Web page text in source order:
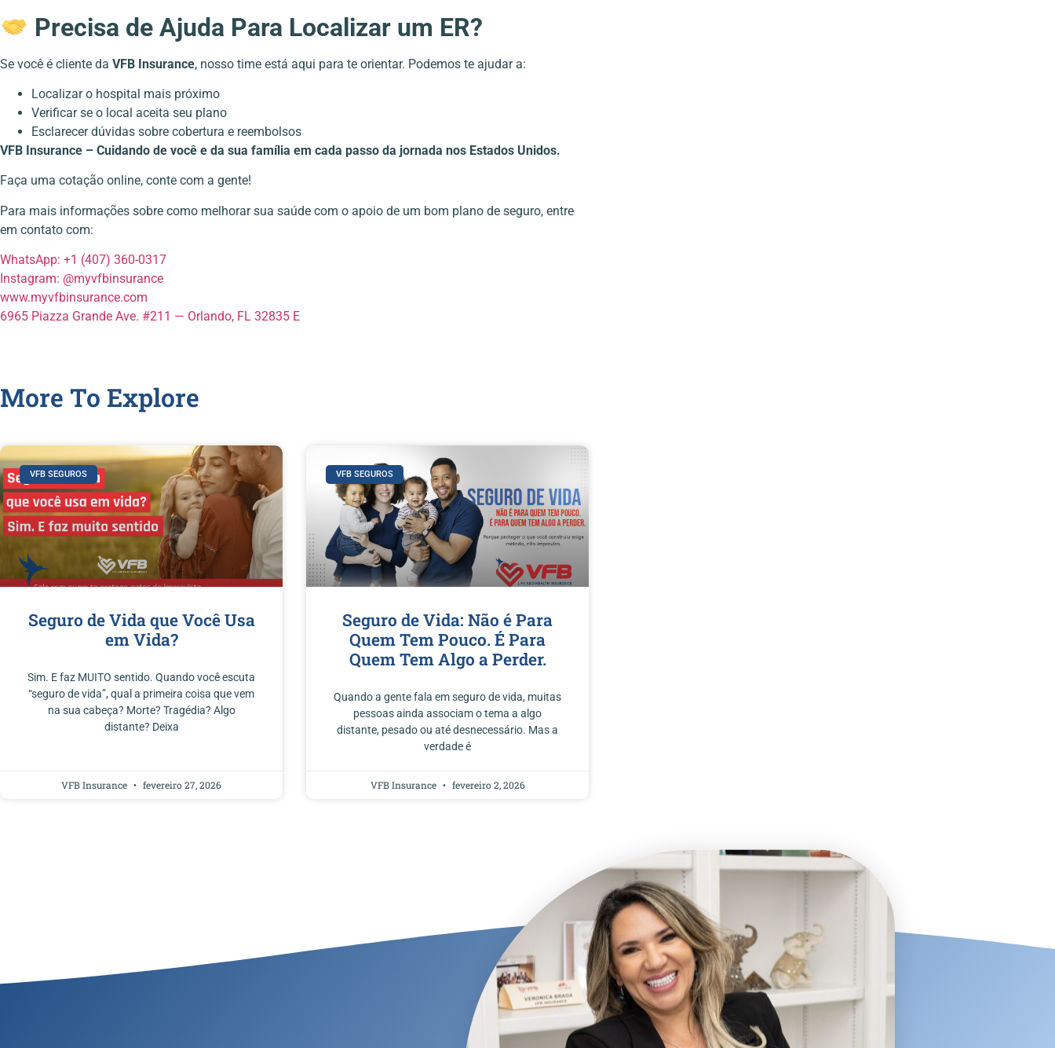
Precisa de Ajuda Para Localizar um ER?
Se você é cliente da VFB Insurance, nosso time está aqui para te orientar. Podemos te ajudar a:
Localizar o hospital mais próximo
Verificar se o local aceita seu plano
Esclarecer dúvidas sobre cobertura e reembolsos
VFB Insurance – Cuidando de você e da sua família em cada passo da jornada nos Estados Unidos.
Faça uma cotação online, conte com a gente!
Para mais informações sobre como melhorar sua saúde com o apoio de um bom plano de seguro, entre
em contato com:
WhatsApp: +1 (407) 360-0317
Instagram: @myvfbinsurance
www.myvfbinsurance.com
6965 Piazza Grande Ave. #211 — Orlando, FL 32835 E
More To Explore
VFB SEGUROS
Seguro de Vida que Você Usa
em Vida?
Sim. E faz MUITO sentido. Quando você escuta
“seguro de vida”, qual a primeira coisa que vem
na sua cabeça? Morte? Tragédia? Algo
distante? Deixa
VFB Insurance fevereiro 27, 2026
VFB SEGUROS
Seguro de Vida: Não é Para
Quem Tem Pouco. É Para
Quem Tem Algo a Perder.
Quando a gente fala em seguro de vida, muitas
pessoas ainda associam o tema a algo
distante, pesado ou até desnecessário. Mas a
verdade é
VFB Insurance fevereiro 2, 2026